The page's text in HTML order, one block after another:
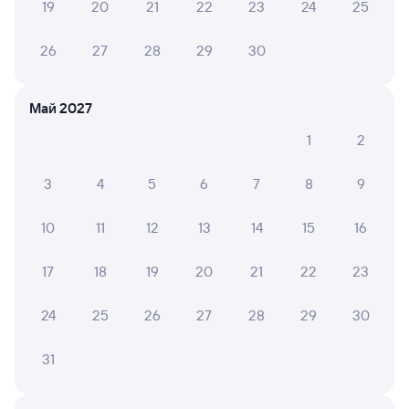
Частые вопросы
пассажира?
19 20 21 22 23 24 25
26 27 28 29 30
Май 2027
1
2
3 4 5 6 7 8 9
10 11 12 13 14 15 16
17 18 19 20 21 22 23
24 25 26 27 28 29 30
31